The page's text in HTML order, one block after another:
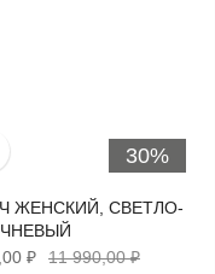
30%
ЖЕНСКИЙ, СВЕТЛО-
₽
11 990,00 ₽